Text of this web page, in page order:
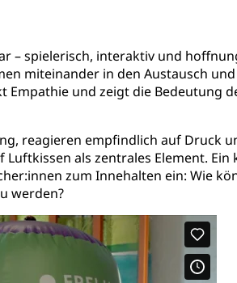
– spielerisch, interaktiv und
miteinander in den Austausch
und zeigt die Bedeutung
reagieren empfindlich auf Druck
als zentrales Element.
zum Innehalten ein: Wie
werden?